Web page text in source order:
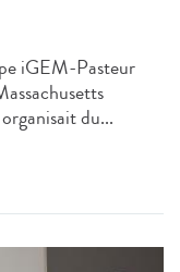
iGEM-Pasteur
du...